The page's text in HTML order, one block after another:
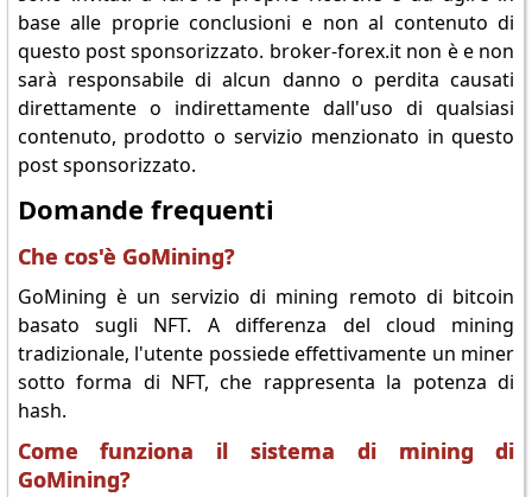
base alle proprie conclusioni e non al contenuto di
questo post sponsorizzato. broker-forex.it non è e non
sarà responsabile di alcun danno o perdita causati
direttamente o indirettamente dall'uso di qualsiasi
contenuto, prodotto o servizio menzionato in questo
post sponsorizzato.
Domande frequenti
Che cos'è GoMining?
GoMining è un servizio di mining remoto di bitcoin
basato sugli NFT. A differenza del cloud mining
tradizionale, l'utente possiede effettivamente un miner
sotto forma di NFT, che rappresenta la potenza di
hash.
Come funziona il sistema di mining di
GoMining?